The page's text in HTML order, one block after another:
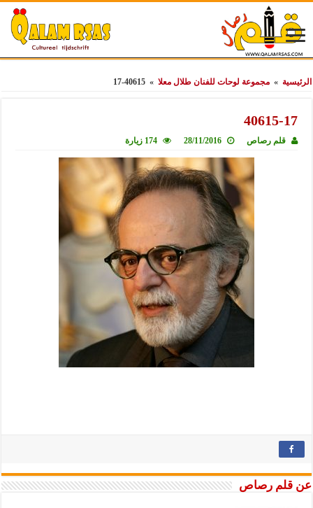
الرئيسية » مجموعة لوحات للفنان طلال معلا »
40615-17
40615-17
قلم رصاص 28/11/2016 174 زيارة
عن قلم رصاص